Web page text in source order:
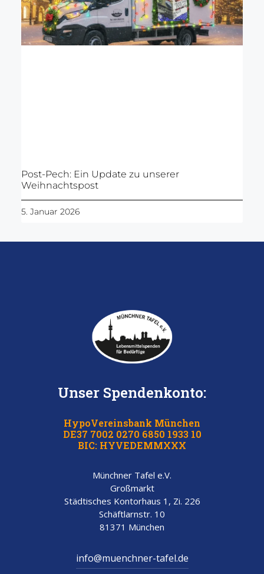
Post-Pech: Ein Update zu unserer
Weihnachtspost
5. Januar 2026
Unser Spendenkonto:
HypoVereinsbank München
DE37 7002 0270 6850 1933 10
BIC: HYVEDEMMXXX
Münchner Tafel e.V.
Großmarkt
Städtisches Kontorhaus 1, Zi. 226
Schäftlarnstr. 10
81371 München
info@muenchner-tafel.de